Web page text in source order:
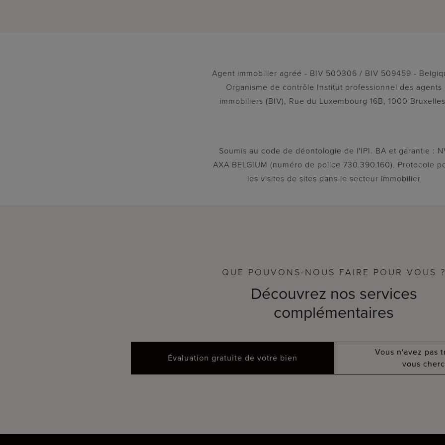
Agent immobilier agréé - BIV 500306 / BIV 509459 -
Organisme de contrôle Institut professionnel des agents
immobiliers (BIV), Rue du Luxembourg 16B, 1000
Soumis au code de déontologie de l'IPI. BA et garantie :
AXA BELGIUM (numéro de police 730.390.160). Protocole
les visites de sites dans le secteur immobilier
QUE POUVONS-NOUS FAIRE POUR VOUS ?
Découvrez nos services
complémentaires
Évaluation gratuite de votre bien
Vous n'avez pas
vous